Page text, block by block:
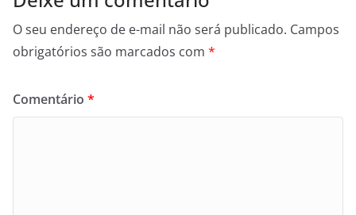
O seu endereço de e-mail não será publicado. Campos
obrigatórios são marcados com *
Comentário *